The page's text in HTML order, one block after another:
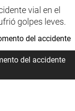
vial en el
golpes leves.
del accidente